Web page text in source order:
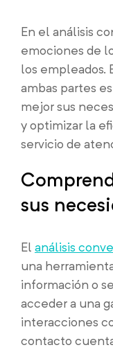
En el análisis
emociones de
los empleados.
ambas partes
mejor sus
y optimizar la
servicio de
sus
El análisis
una
información o
acceder a una
interacciones
contacto